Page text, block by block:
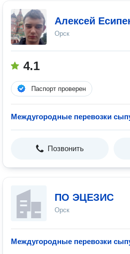
Алексей
Орск
4.1
Паспорт проверен
Междугородные перевозки
Позвонить
ПО ЭЦЕЗИС
Орск
Междугородные перевозки